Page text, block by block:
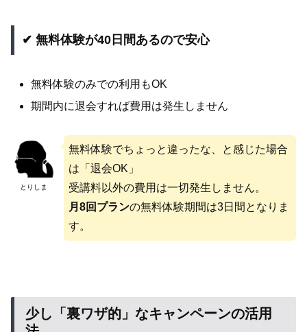
✔ 無料体験が40日間あるので安心
無料体験のみでの利用もOK
期間内に退会すれば費用は発生しません
とりしま
無料体験でちょっと違ったな、と感じた場合
は「退会OK」
受講料以外の費用は一切発生しません。
月8回 プランの無料体験期間は3日間となりま
す。
少し「裏ワザ的」なキャンペーンの活用